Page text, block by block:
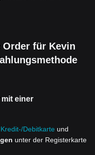
Order für Kevin
einer
Kredit-/Debitkarte und
unter der Registerkarte